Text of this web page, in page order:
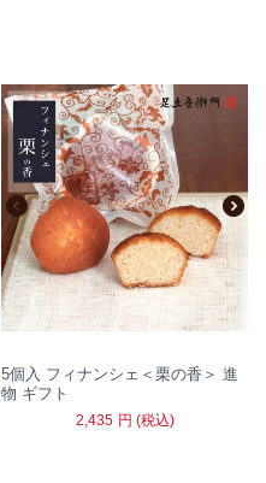
5個入 フィナンシェ＜栗の香＞ 進
物 ギフト
2,435 円 (税込)